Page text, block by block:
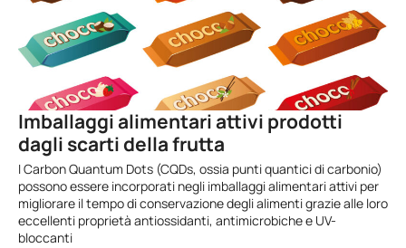
Imballaggi alimentari attivi prodotti
dagli scarti della frutta
I Carbon Quantum Dots (CQDs, ossia punti quantici di carbonio)
possono essere incorporati negli imballaggi alimentari attivi per
migliorare il tempo di conservazione degli alimenti grazie alle loro
eccellenti proprietà antiossidanti, antimicrobiche e UV-
bloccanti